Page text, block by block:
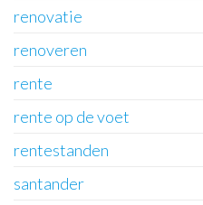
renovatie
renoveren
rente
rente op de voet
rentestanden
santander